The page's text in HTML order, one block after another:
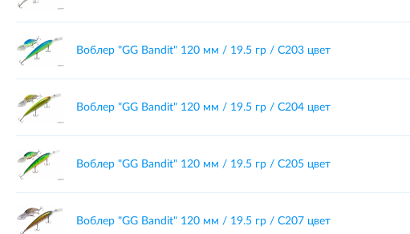
Воблер "GG Bandit" 120 мм / 19.5 гр / C203 цвет
Воблер "GG Bandit" 120 мм / 19.5 гр / C204 цвет
Воблер "GG Bandit" 120 мм / 19.5 гр / C205 цвет
Воблер "GG Bandit" 120 мм / 19.5 гр / C207 цвет